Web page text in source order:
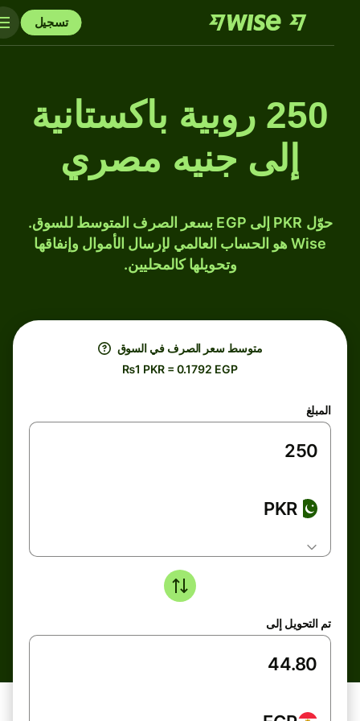
تسجيل
250 روبية باكستانية
إلى جنيه مصري
حوّل PKR إلى EGP بسعر الصرف المتوسط للسوق.
Wise هو الحساب العالمي لإرسال الأموال وإنفاقها
وتحويلها كالمحليين.
متوسط ​​سعر الصرف في السوق
₨1 PKR = 0.1792 EGP
المبلغ
PKR
تم التحويل إلى